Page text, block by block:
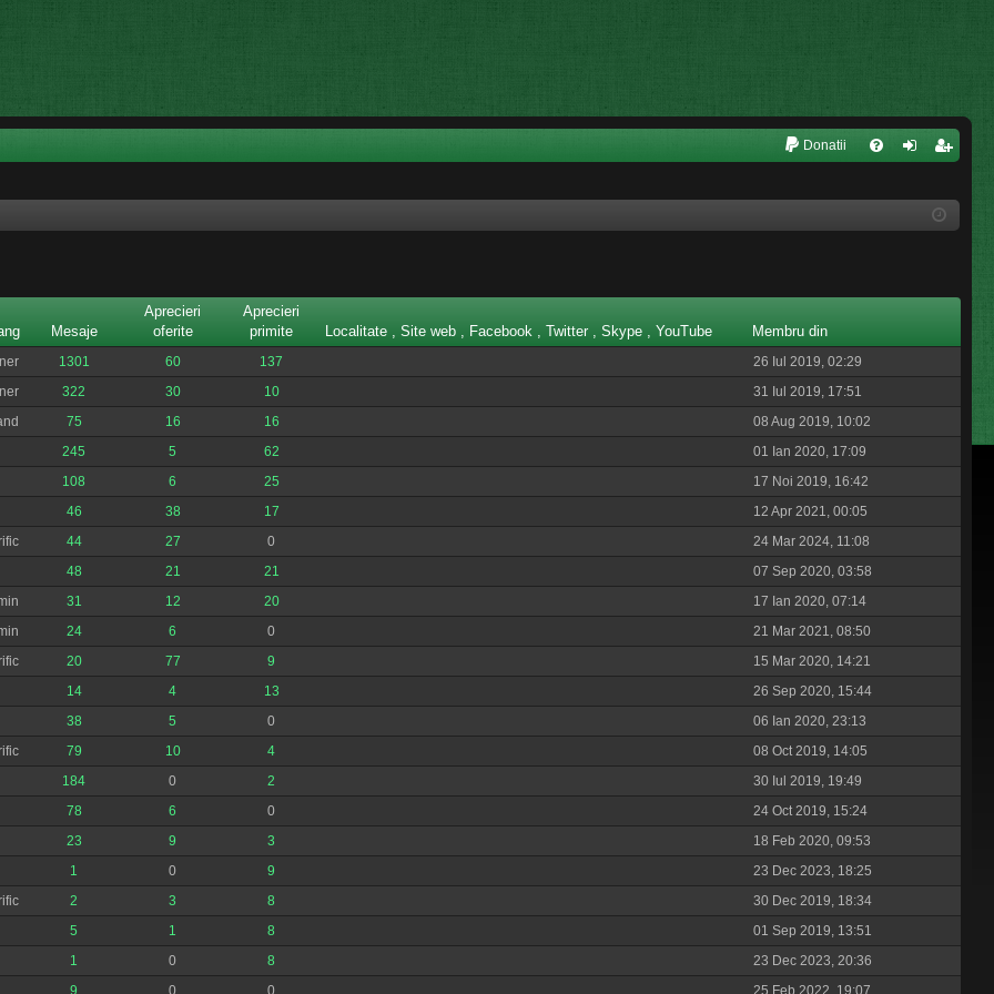
Donatii
eg
Mesaje
Aprecieri
oferite
Aprecieri
primite
Localitate , Site web , Facebook , Twitter , Skype , YouTube Membru din
1301 60 137
26 Iul 2019, 02:29
322 30 10
31 Iul 2019, 17:51
75 16 16
08 Aug 2019, 10:02
245 5 62
01 Ian 2020, 17:09
108 6 25
17 Noi 2019, 16:42
46 38 17
12 Apr 2021, 00:05
44 27 0
24 Mar 2024, 11:08
48 21 21
07 Sep 2020, 03:58
31 12 20
17 Ian 2020, 07:14
24 6 0
21 Mar 2021, 08:50
20 77 9
15 Mar 2020, 14:21
14 4 13
26 Sep 2020, 15:44
38 5 0
06 Ian 2020, 23:13
79 10 4
08 Oct 2019, 14:05
184 0 2
30 Iul 2019, 19:49
78 6 0
24 Oct 2019, 15:24
23 9 3
18 Feb 2020, 09:53
1 0 9
23 Dec 2023, 18:25
2 3 8
30 Dec 2019, 18:34
5 1 8
01 Sep 2019, 13:51
1 0 8
23 Dec 2023, 20:36
9 0 0 25 Feb 2022, 19:07